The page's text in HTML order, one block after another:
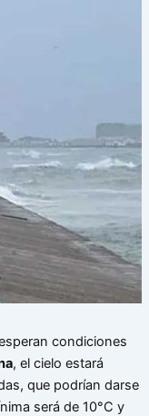
condiciones
, el cielo estará
que podrían darse
será de 10°C y